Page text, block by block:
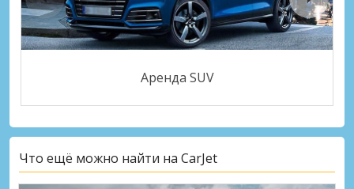
Аренда SUV
Что ещё можно найти на CarJet